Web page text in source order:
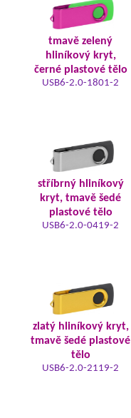
tmavě zelený
hliníkový kryt,
černé plastové tělo
USB6-2.0-1801-2
stříbrný hliníkový
kryt, tmavě šedé
plastové tělo
USB6-2.0-0419-2
zlatý hliníkový kryt,
tmavě šedé plastové
tělo
USB6-2.0-2119-2